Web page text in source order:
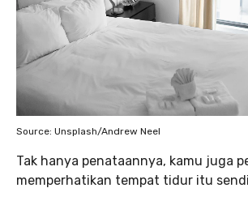
Source: Unsplash/Andrew Neel
Tak hanya penataannya, kamu juga
memperhatikan tempat tidur itu